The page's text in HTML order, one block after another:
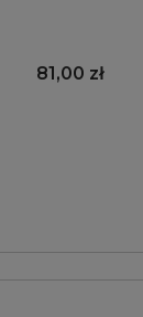
81,00 zł